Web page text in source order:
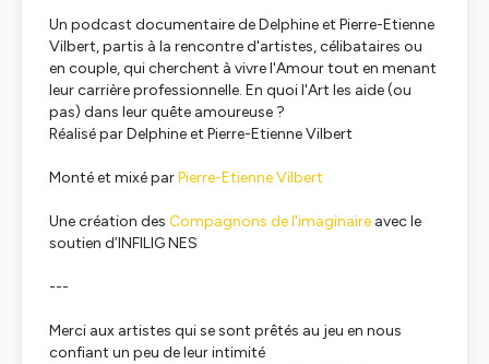
Un podcast documentaire de Delphine et Pierre-Etienne
Vilbert, partis à la rencontre d'artistes, célibataires ou
en couple, qui cherchent à vivre l'Amour tout en menant
leur carrière professionnelle. En quoi l'Art les aide (ou
pas) dans leur quête amoureuse ?
Réalisé par Delphine et Pierre-Etienne Vilbert
Monté et mixé parPierre-Etienne Vilbert
Une création des Compagnons de l'imaginaire avec le
soutien d’INFILIG NES
---
Merci aux artistes qui se sont prêtés au jeu en nous
confiant un peu de leur intimité